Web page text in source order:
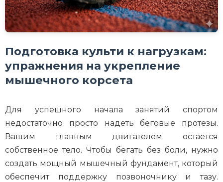
Подготовка культи к нагрузкам:
упражнения на укрепление
мышечного корсета
Для успешного начала занятий спортом
недостаточно просто надеть беговые протезы.
Вашим главным двигателем остается
собственное тело. Чтобы бегать без боли, нужно
создать мощный мышечный фундамент, который
обеспечит поддержку позвоночнику и тазу.